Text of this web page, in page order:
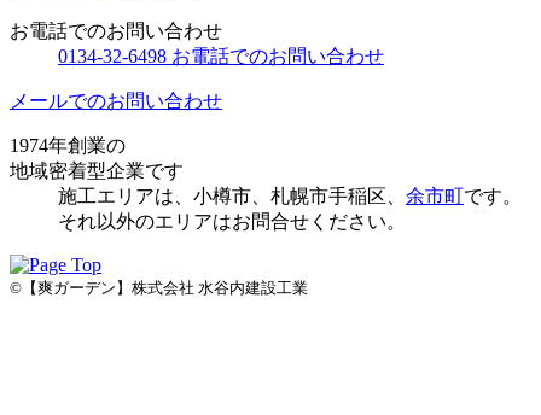
お電話でのお問い合わせ
0134-32-6498 お電話でのお問い合わせ
メールでのお問い合わせ
1974年創業の
地域密着型企業です
施⼯エリアは、⼩樽市、札幌市手稲区、 余市町です。
それ以外のエリアはお問合せください。
©【爽ガーデン】株式会社 水谷内建設工業